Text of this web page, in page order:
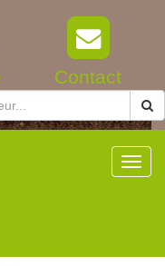
Contact